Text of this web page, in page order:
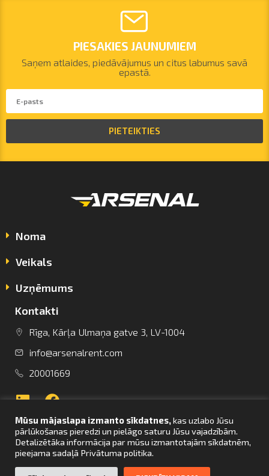
info@arsenalrent.com
+37120001669
PIESAKIES JAUNUMIEM
Saņem atlaides, piedāvājumus un citus labumus savā
epastā.
PIETEIKTIES
Noma
Veikals
Uzņēmums
Kontakti
Rīga, Kārļa Ulmaņa gatve 3, LV-1004
info@arsenalrent.com
20001669
UZ SĀKUMU
Mūsu mājaslapa izmanto sīkdatnes,kas uzlabo Jūsu
pārlūkošanas pieredzi un pielāgo saturu Jūsu vajadzībām.
Detalizētāka informācija par mūsu izmantotajām sīkdatnēm,
pieejama sadaļā Privātuma politika.